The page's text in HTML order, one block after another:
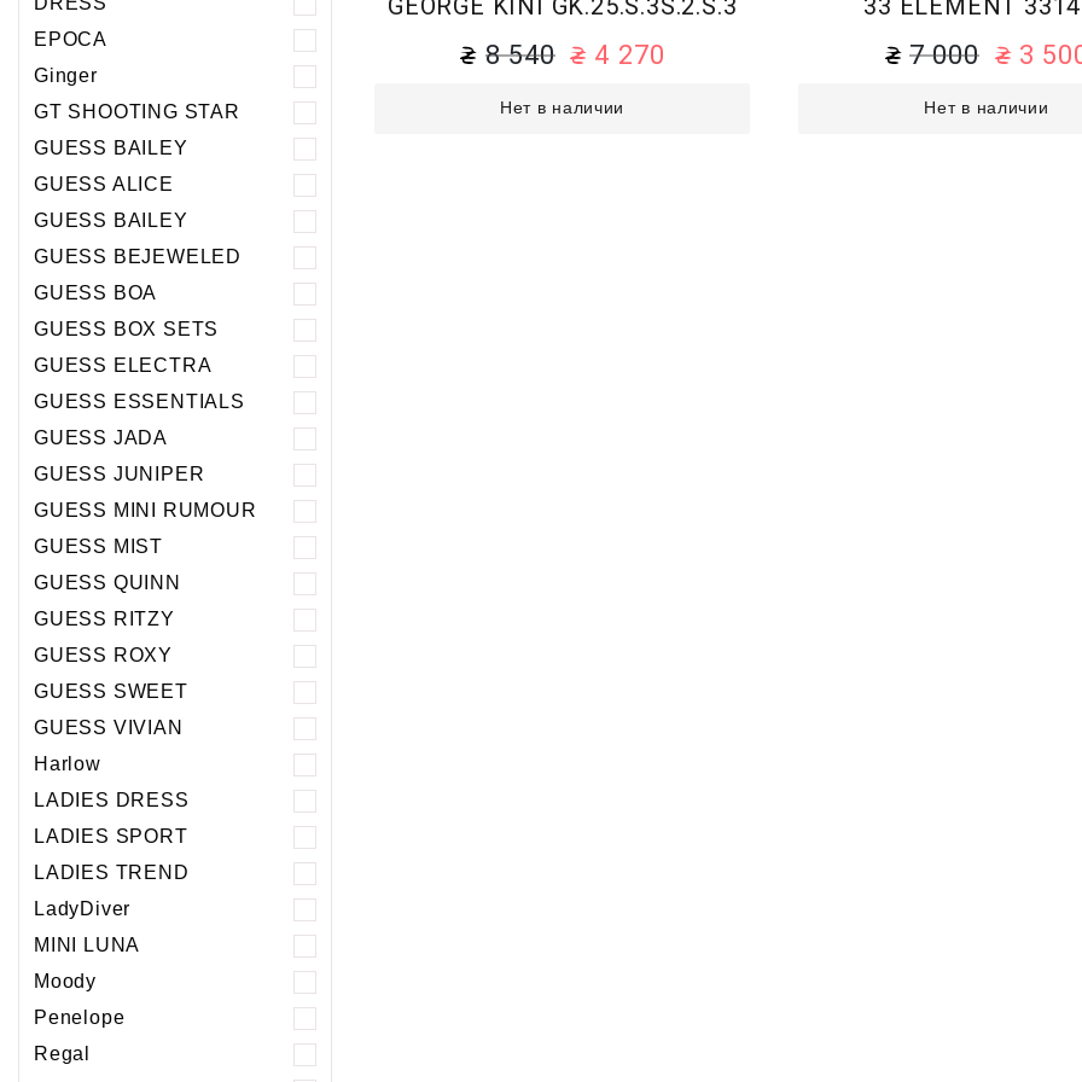
EPOCA
Ginger
GT SHOOTING STAR
GUESS BAILEY
GUESS ALICE
GUESS BAILEY
GUESS BEJEWELED
GUESS BOA
GUESS BOX SETS
GUESS ELECTRA
GUESS ESSENTIALS
GUESS JADA
GUESS JUNIPER
GUESS MINI RUMOUR
GUESS MIST
GUESS QUINN
GUESS RITZY
GUESS ROXY
GUESS SWEET
GUESS VIVIAN
Harlow
LADIES DRESS
LADIES SPORT
LADIES TREND
LadyDiver
MINI LUNA
Moody
Penelope
Regal
8 540 4 270
Нет в наличии
7 000 3
Нет в наличии